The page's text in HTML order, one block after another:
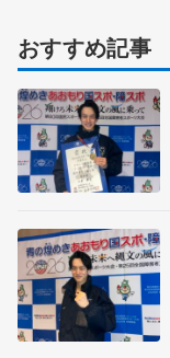
おすすめ記事